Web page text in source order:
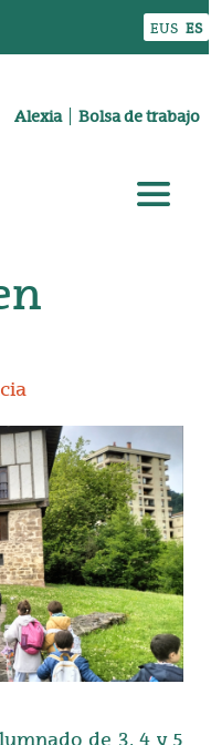
EUS ES
Alexia Bolsa de trabajo
de 3, 4 y 5